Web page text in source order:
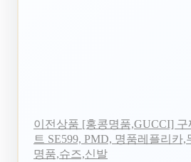
이전상품 [홍콩명품,GUCCI] 구
트 SE599, PMD, 명품레플리
명품,슈즈,신발